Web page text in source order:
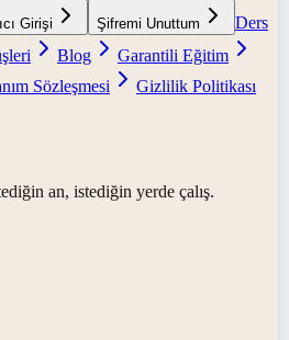
Girişi Şifremi Unuttum
Ders
Blog
Garantili Eğitim
Sözleşmesi
Gizlilik Politikası
an, istediğin yerde çalış.